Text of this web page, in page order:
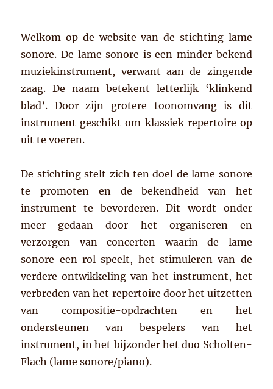
Welkom op de website van de stichting lame
sonore. De lame sonore is een minder bekend
muziekinstrument, verwant aan de zingende
zaag. De naam betekent letterlijk ‘klinkend
blad’. Door zijn grotere toonomvang is dit
instrument geschikt om klassiek repertoire op
uit te voeren.
De stichting stelt zich ten doel de lame sonore
te promoten en de bekendheid van het
instrument te bevorderen. Dit wordt onder
meer gedaan door het organiseren en
verzorgen van concerten waarin de lame
sonore een rol speelt, het stimuleren van de
verdere ontwikkeling van het instrument, het
verbreden van het repertoire door het uitzetten
van compositie-opdrachten en het
ondersteunen van bespelers van het
instrument, in het bijzonder het duo Scholten-
Flach (lame sonore/piano).